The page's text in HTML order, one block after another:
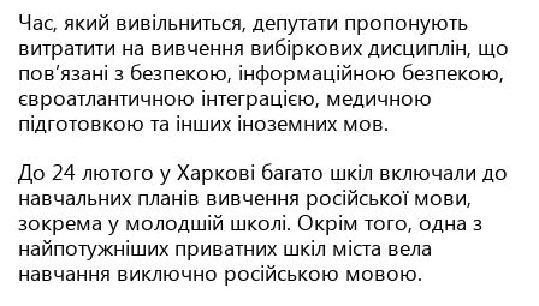
Час, який вивільниться, депутати пропонують
витратити на вивчення вибіркових дисциплін, що
пов’язані з безпекою, інформаційною безпекою,
євроатлантичною інтеграцією, медичною
підготовкою та інших іноземних мов.
До 24 лютого у Харкові багато шкіл включали до
навчальних планів вивчення російської мови,
зокрема у молодшій школі. Окрім того, одна з
найпотужніших приватних шкіл міста вела
навчання виключно російською мовою.